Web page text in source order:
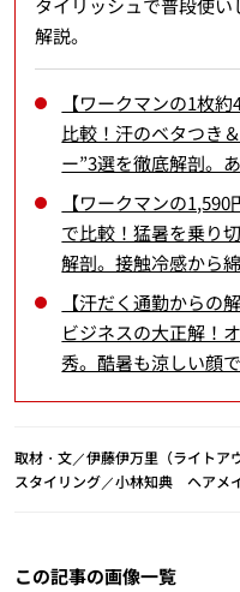
タイリッシュで普段使
解説。
【ワークマンの1枚
比較！汗のベタつき
ー”3選を徹底解剖。
【ワークマンの
で比較！猛暑を乗り
解剖。接触冷感から
【汗だく通勤からの
ビジネスの大正解！
秀。酷暑も涼しい顔
取材・文／伊藤伊万里（ライト
スタイリング／小林知典 ヘアメ
この記事の画像一覧